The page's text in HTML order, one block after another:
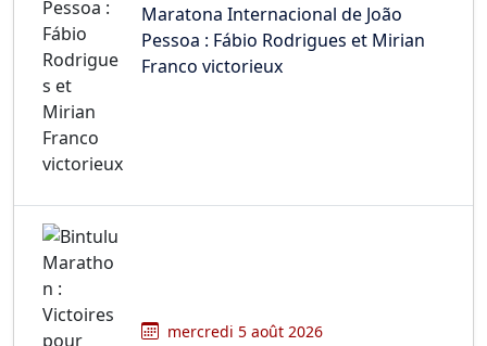
Maratona Internacional de João
Pessoa : Fábio Rodrigues et Mirian
Franco victorieux
mercredi 5 août 2026